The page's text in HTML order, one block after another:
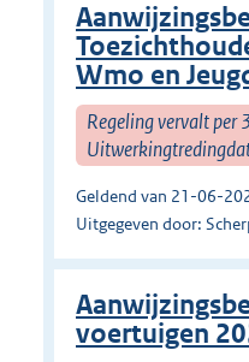
Wmo en
Regeling vervalt
Geldend van 21-06-
Uitgegeven door:
voertuigen